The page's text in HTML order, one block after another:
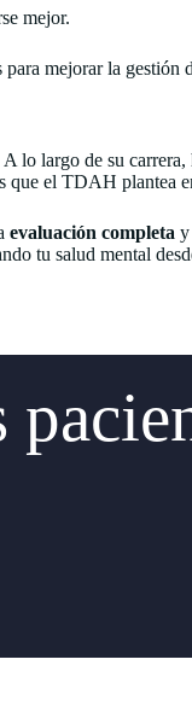
mejor.
mejorar la gestión
A lo largo de su
el TDAH plantea
evaluación completa
tu salud mental